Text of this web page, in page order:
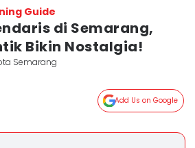
Guide
di Semarang,
Bikin Nostalgia!
Semarang
Add Us on Google